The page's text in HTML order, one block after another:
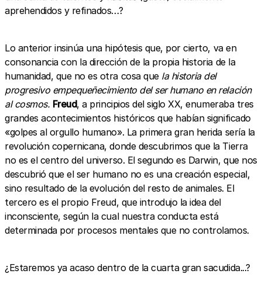
aprehendidos y refinados…?
Lo anterior insinúa una hipótesis que, por cierto, va en
consonancia con la dirección de la propia historia de la
humanidad, que no es otra cosa que la historia del
progresivo empequeñecimiento del ser humano en relación
al cosmos. Freud, a principios del siglo XX, enumeraba tres
grandes acontecimientos históricos que habían significado
«golpes al orgullo humano». La primera gran herida sería la
revolución copernicana, donde descubrimos que la Tierra
no es el centro del universo. El segundo es Darwin, que nos
descubrió que el ser humano no es una creación especial,
sino resultado de la evolución del resto de animales. El
tercero es el propio Freud, que introdujo la idea del
inconsciente, según la cual nuestra conducta está
determinada por procesos mentales que no controlamos.
¿Estaremos ya acaso dentro de la cuarta gran sacudida...?